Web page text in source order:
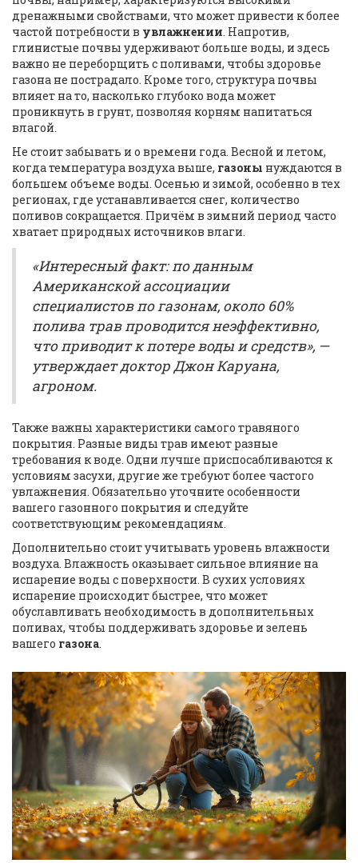
дренажными свойствами, что может привести к более
частой потребности в увлажнении. Напротив,
глинистые почвы удерживают больше воды, и здесь
важно не переборщить с поливами, чтобы здоровье
газона не пострадало. Кроме того, структура почвы
влияет на то, насколько глубоко вода может
проникнуть в грунт, позволяя корням напитаться
влагой.
Не стоит забывать и о времени года. Весной и летом,
когда температура воздуха выше, газоны нуждаются в
большем объеме воды. Осенью и зимой, особенно в тех
регионах, где устанавливается снег, количество
поливов сокращается. Причём в зимний период часто
хватает природных источников влаги.
«Интересный факт: по данным
Американской ассоциации
специалистов по газонам, около 60%
полива трав проводится неэффективно,
что приводит к потере воды и средств», —
утверждает доктор Джон Каруана,
агроном.
Также важны характеристики самого травяного
покрытия. Разные виды трав имеют разные
требования к воде. Одни лучше приспосабливаются к
условиям засухи, другие же требуют более частого
увлажнения. Обязательно уточните особенности
вашего газонного покрытия и следуйте
соответствующим рекомендациям.
Дополнительно стоит учитывать уровень влажности
воздуха. Влажность оказывает сильное влияние на
испарение воды с поверхности. В сухих условиях
испарение происходит быстрее, что может
обуславливать необходимость в дополнительных
поливах, чтобы поддерживать здоровье и зелень
вашего газона.